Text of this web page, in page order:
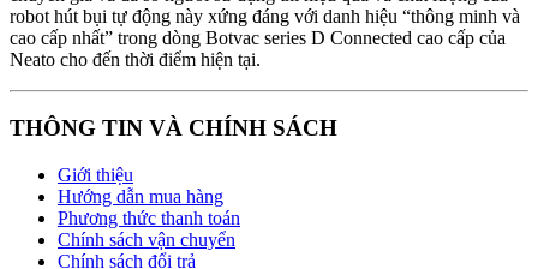
robot hút bụi tự động này xứng đáng với danh hiệu “thông minh và
cao cấp nhất” trong dòng Botvac series D Connected cao cấp của
Neato cho đến thời điểm hiện tại.
THÔNG TIN VÀ CHÍNH SÁCH
Giới thiệu
Hướng dẫn mua hàng
Phương thức thanh toán
Chính sách vận chuyển
Chính sách đổi trả